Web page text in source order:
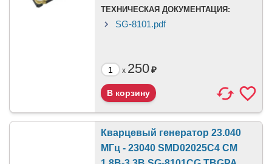
ТЕХНИЧЕСКАЯ ДОКУМЕНТАЦИЯ:
SG-8101.pdf
x 250₽
Кварцевый генератор 23.040
МГц - 23040 SMD02025C4 CM